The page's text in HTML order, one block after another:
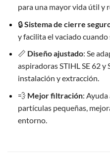
para una mayor vida útil y
🔒Sistema de cierre
y facilita el vaciado cuando
📏 Diseño ajustado: Se
aspiradoras STIHL SE 62 y
instalación y extracción.
💨 Mejor filtración:
partículas pequeñas,
entorno.